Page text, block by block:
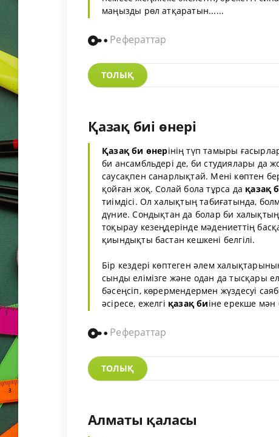
маңызды рөл атқаратын......
Рефераттар
ТОЛЫҚ
Қазақ биі өнері
Қазақ би өнерiнiң түп тамыры
би ансамбльдерi де, би студиялары да
саусақпен санарлықтай. Менi көптен
қойған жоқ. Солай бола тұрса да қазақ
тиiмдiсi. Ол халықтың табиғатында,
дүние. Сондықтан да болар би
тоқырау кезеңдерiнде мәдениеттiң
қиындықты бастан кешкенi белгiлi.
Бiр кездерi көптеген әлем
сынды елiмiзге және одан да тысқары
бәсеңсiп, көрермендермен жүздесуi
әсiресе, ежелгi қазақ биiне ерекше мән
Рефераттар
ТОЛЫҚ
Алматы қаласы